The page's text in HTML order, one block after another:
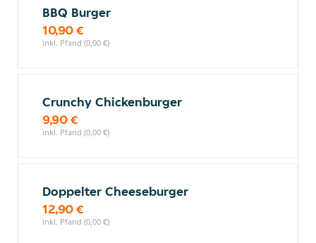
BBQ Burger
10,90 €
inkl. Pfand (0,00 €)
Crunchy Chickenburger
9,90 €
inkl. Pfand (0,00 €)
Doppelter Cheeseburger
12,90 €
inkl. Pfand (0,00 €)